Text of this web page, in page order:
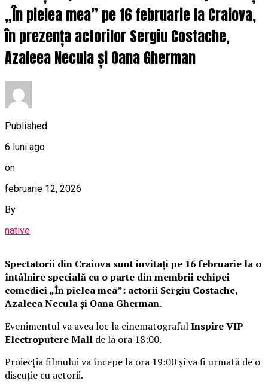
„În pielea mea” pe 16 februarie la Craiova,
în prezența actorilor Sergiu Costache,
Azaleea Necula și Oana Gherman
Published
6 luni ago
on
februarie 12, 2026
By
native
Spectatorii din Craiova sunt invitați pe 16 februarie la o
întâlnire specială cu o parte din membrii echipei
comediei „În pielea mea”: actorii Sergiu Costache,
Azaleea Necula și Oana Gherman.
Evenimentul va avea loc la cinematografulInspire VIP
Electroputere Mall de la ora 18:00.
Proiecția filmului va începe la ora 19:00 și va fi urmată de o
discuție cu actorii.